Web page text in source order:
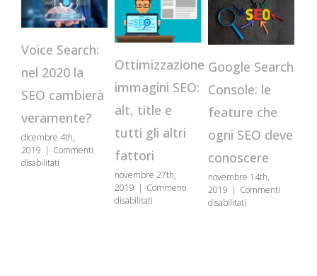
Voice Search:
nel 2020 la
SEO cambierà
veramente?
dicembre 4th,
2019 | Commenti
disabilitatisu
Ottimizzazione
immagini SEO:
alt, title e
tutti gli altri
fattori
novembre 27th,
2019 | Commenti
disabilitatisu
Google Search
Console: le
feature che
ogni SEO deve
conoscere
novembre 14th,
2019 | Commenti
disabilitatisu